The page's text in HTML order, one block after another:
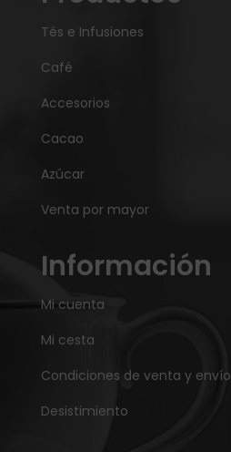
Tés e Infusiones
Café
Accesorios
Cacao
Azúcar
Venta por mayor
Información
Mi cuenta
Mi cesta
Condiciones de venta y envío
Desistimiento